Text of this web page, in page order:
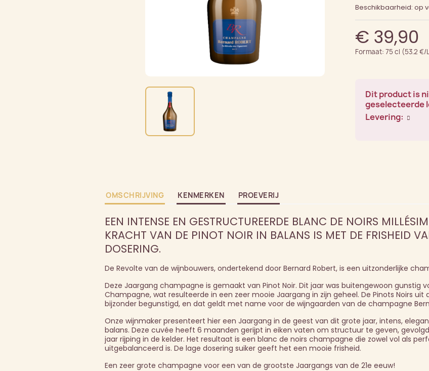
Beschikbaarheid: op
€ 39,90
Formaat: 75 cl (53.2 €/
Dit product is
geselecteerde
Levering:
OMSCHRIJVING KENMERKEN PROEVERIJ
EEN INTENSE EN GESTRUCTUREERDE BLANC DE NOIRS
KRACHT VAN DE PINOT NOIR IN BALANS IS MET DE FRISHEID
DOSERING.
De Revolte van de wijnbouwers, ondertekend door Bernard Robert, is een uitzonderlijke
Deze Jaargang champagne is gemaakt van Pinot Noir. Dit jaar was buitengewoon gunstig
Champagne, wat resulteerde in een zeer mooie Jaargang in zijn geheel. De Pinots Noirs uit
bijzonder begunstigd, en dat geldt met name voor de wijngaarden van de champagne
Onze wijnmaker presenteert hier een Jaargang in de geest van dit grote jaar, intens,
balans. Deze cuvée heeft 6 maanden gerijpt in eiken vaten om structuur te geven,
jaar rijping in de kelder. Het resultaat is een blanc de noirs champagne die zowel vol als
uitgebalanceerd is. De lage dosering suiker geeft het een mooie frisheid.
Een zeer grote champagne voor een van de grootste Jaargangs van de 21e eeuw!